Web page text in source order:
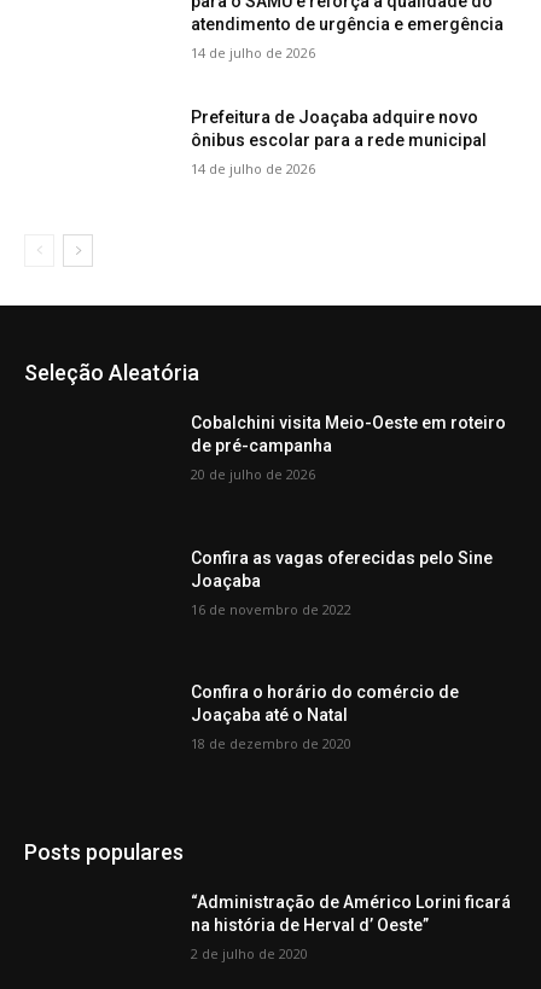
atendimento de urgência e emergência
14 de julho de 2026
Prefeitura de Joaçaba adquire novo
ônibus escolar para a rede municipal
14 de julho de 2026
Seleção Aleatória
Cobalchini visita Meio-Oeste em roteiro
de pré-campanha
20 de julho de 2026
Confira as vagas oferecidas pelo Sine
Joaçaba
16 de novembro de 2022
Confira o horário do comércio de
Joaçaba até o Natal
18 de dezembro de 2020
Posts populares
“Administração de Américo Lorini ficará
na história de Herval d’ Oeste”
2 de julho de 2020